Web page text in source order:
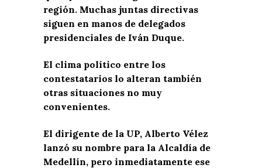
región. Muchas juntas directivas
siguen en manos de delegados
presidenciales de Iván Duque.
El clima político entre los
contestatarios lo alteran también
otras situaciones no muy
convenientes.
El dirigente de la UP, Alberto Vélez
lanzó su nombre para la Alcaldía de
Medellín, pero inmediatamente ese